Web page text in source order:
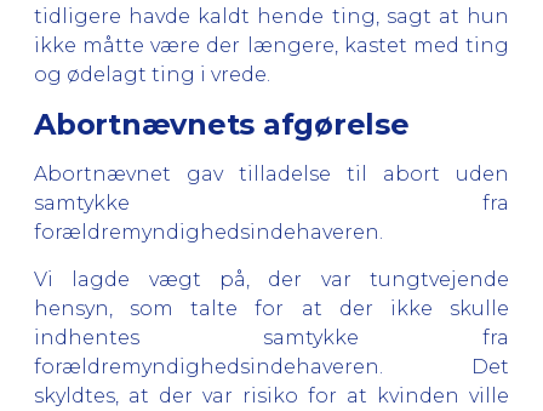
tidligere havde kaldt hende ting, sagt at hun
ikke måtte være der længere, kastet med ting
og ødelagt ting i vrede.
Abortnævnets afgørelse
Abortnævnet gav tilladelse til abort uden
samtykke fra
forældremyndighedsindehaveren.
Vi lagde vægt på, der var tungtvejende
hensyn, som talte for at der ikke skulle
indhentes samtykke fra
forældremyndighedsindehaveren. Det
skyldtes, at der var risiko for at kvinden ville